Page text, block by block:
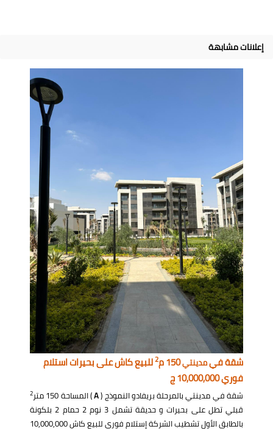
إعلانات مشابهة
شقة فيمدينتي150 م 2للبيع كاش على بحيرات استلام
فوري 10,000,000 ج
شقة في مدينتي بالمرحلة بريفادو النموذج (A) المساحة 150 متر 2
قبلي تطل على بحيرات و حديقة تشمل 3 نوم 2 حمام 2 بلكونة
بالطابق الأول تشطيب الشركة إستلام فوري للبيع كاش 10,000,000